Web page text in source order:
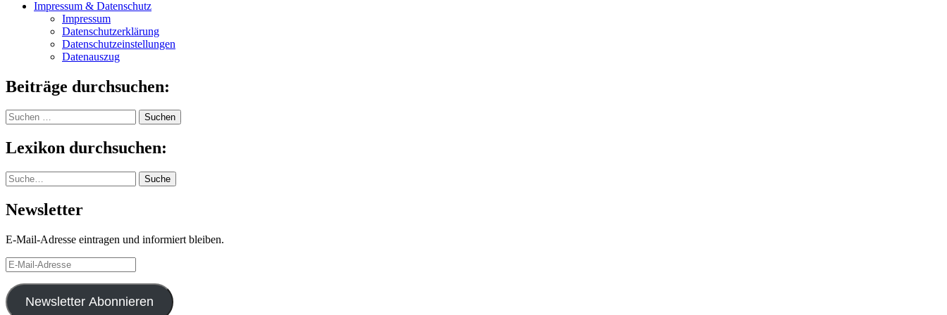
Impressum & Datenschutz
Impressum
Datenschutzerklärung
Datenschutzeinstellungen
Datenauszug
Beiträge durchsuchen:
Suchen
nach:
Lexikon durchsuchen:
Suche Suche
Newsletter
E-Mail-Adresse eintragen und informiert bleiben.
E-
Mail-
Adresse
Newsletter Abonnieren